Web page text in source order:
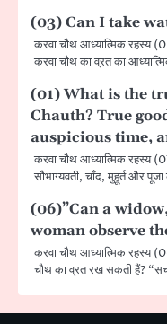
(03) Can I take
करवा चौथ आध्यात्मिक रहस्य
करवा चौथ का व्रत का
(01) What is the
Chauth? True
auspicious time,
करवा चौथ आध्यात्मिक रहस्य
सौभाग्यवती, चाँद, मुहूर्त और
(06)”Can a
woman observe
करवा चौथ आध्यात्मिक रहस्य
चौथ का व्रत रख सकती हैं?